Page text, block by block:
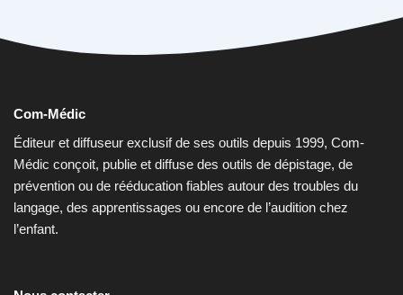
Com-Médic
Éditeur et diffuseur exclusif de ses outils depuis 1999, Com-
Médic conçoit, publie et diffuse des outils de dépistage, de
prévention ou de rééducation fiables autour des troubles du
langage, des apprentissages ou encore de l’audition chez
l’enfant.